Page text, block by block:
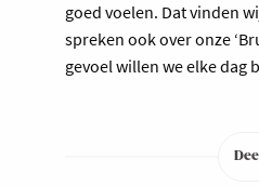
goed voelen. Dat vinden
spreken ook over onze
gevoel willen we elke dag